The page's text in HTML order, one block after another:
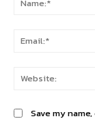
Save my